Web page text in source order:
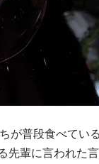
が普段食べてい
先輩に言われた